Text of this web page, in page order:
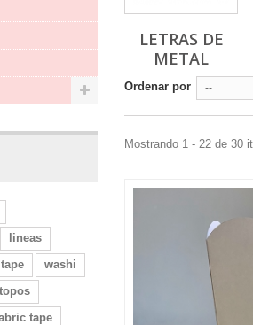
lineas
washi
topos
tape
LETRAS DE
METAL
Ordenar por --
Mostrando 1 - 22 de 30